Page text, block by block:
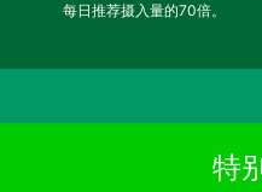
每日推荐摄入量的70倍。
特